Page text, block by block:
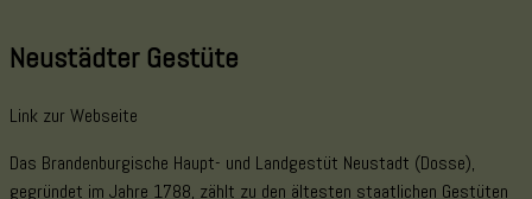
Neustädter Gestüte
Link zur Webseite
Das Brandenburgische Haupt- und Landgestüt Neustadt (Dosse),
gegründet im Jahre 1788, zählt zu den ältesten staatlichen Gestüten